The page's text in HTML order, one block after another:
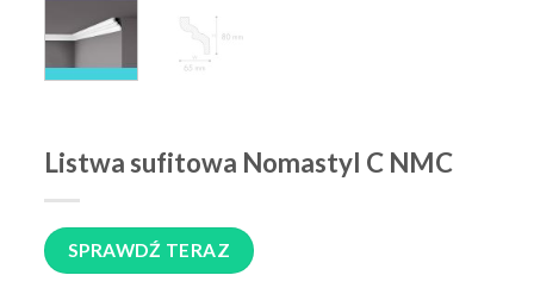
Listwa sufitowa Nomastyl C NMC
SPRAWDŹ TERAZ